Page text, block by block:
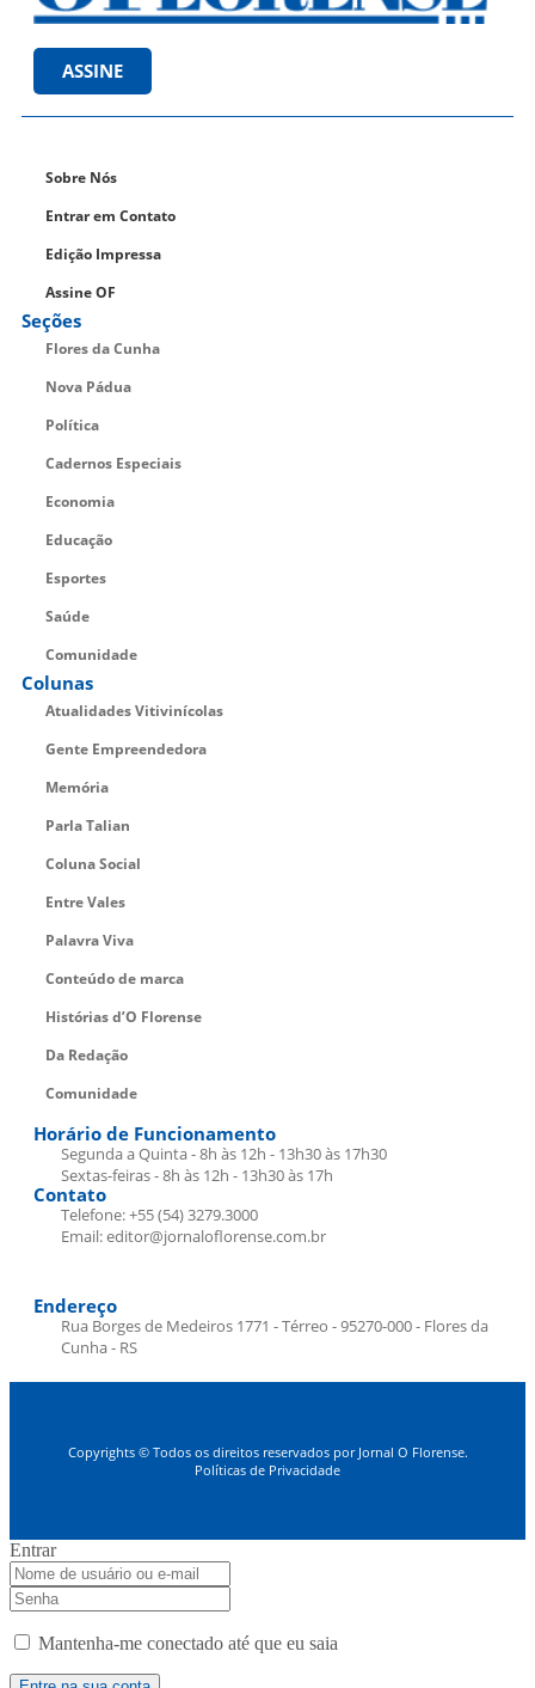
ASSINE
Sobre Nós
Entrar em Contato
Edição Impressa
Assine OF
Seções
Flores da Cunha
Nova Pádua
Política
Cadernos Especiais
Economia
Educação
Esportes
Saúde
Comunidade
Colunas
Atualidades Vitivinícolas
Gente Empreendedora
Memória
Parla Talian
Coluna Social
Entre Vales
Palavra Viva
Conteúdo de marca
Histórias d’O Florense
Da Redação
Comunidade
Horário de Funcionamento
Segunda a Quinta - 8h às 12h - 13h30 às 17h30
Sextas-feiras - 8h às 12h - 13h30 às 17h
Contato
Telefone: +55 (54) 3279.3000
Email: editor@jornaloflorense.com.br
Endereço
Rua Borges de Medeiros 1771 - Térreo - 95270-000 - Flores da
Cunha - RS
Copyrights © Todos os direitos reservados por Jornal O Florense.
Políticas de Privacidade
Entrar
Mantenha-me conectado até que eu saia